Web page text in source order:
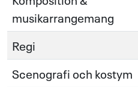
musikarrangemang
Regi
Scenografi och kostym